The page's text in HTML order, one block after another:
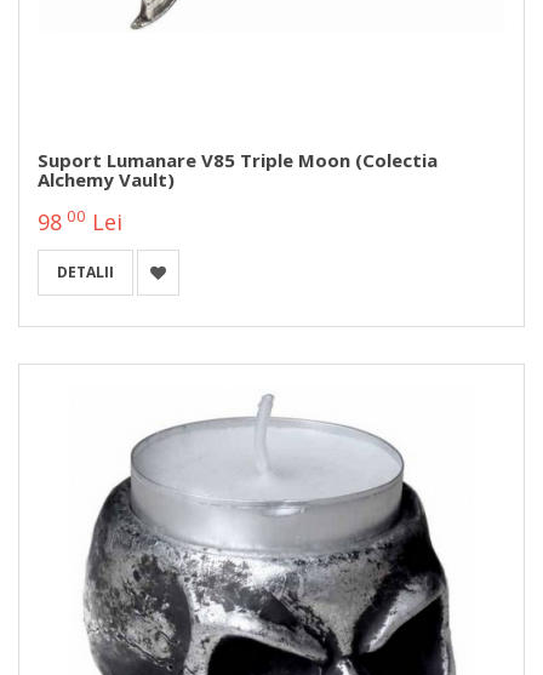
Suport Lumanare V85 Triple Moon (Colectia
Alchemy Vault)
98 00 Lei
DETALII